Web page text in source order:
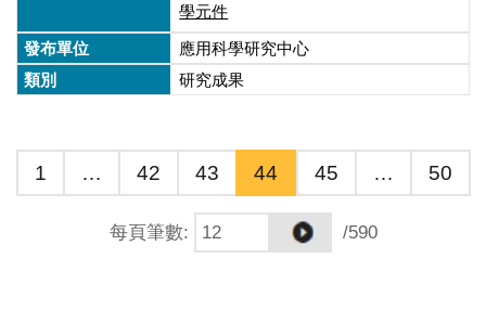
學元件
應用科學研究中心
研究成果
1 … 42 43 44 45 … 50
每頁筆數: /590